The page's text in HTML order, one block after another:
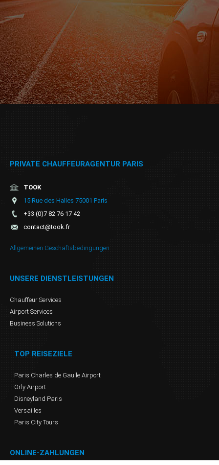
PRIVATE CHAUFFEURAGENTUR PARIS
TOOK
15 Rue des Halles 75001 Paris
+33 (0)7 82 76 17 42
contact@took.fr
Allgemeinen Geschäftsbedingungen
UNSERE DIENSTLEISTUNGEN
Chauffeur Services
Airport Services
Business Solutions
TOP REISEZIELE
Paris Charles de Gaulle Airport
Orly Airport
Disneyland Paris
Versailles
Paris City Tours
ONLINE-ZAHLUNGEN